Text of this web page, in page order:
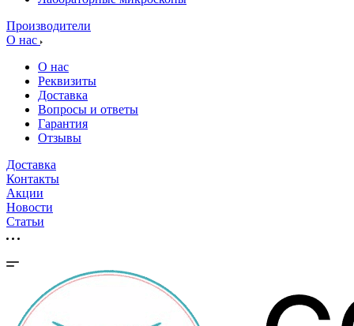
Производители
О нас
О нас
Реквизиты
Доставка
Вопросы и ответы
Гарантия
Отзывы
Доставка
Контакты
Акции
Новости
Cтатьи